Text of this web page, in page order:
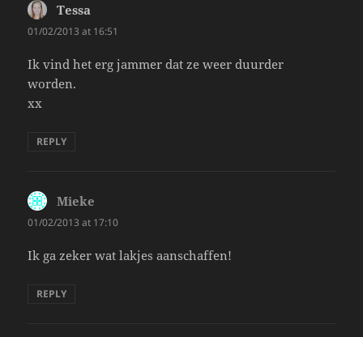
Tessa
01/02/2013 at 16:51
Ik vind het erg jammer dat ze weer duurder
worden.
xx
REPLY
Mieke
01/02/2013 at 17:10
Ik ga zeker wat lakjes aanschaffen!
REPLY